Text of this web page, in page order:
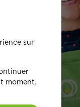
!
sur
moment.